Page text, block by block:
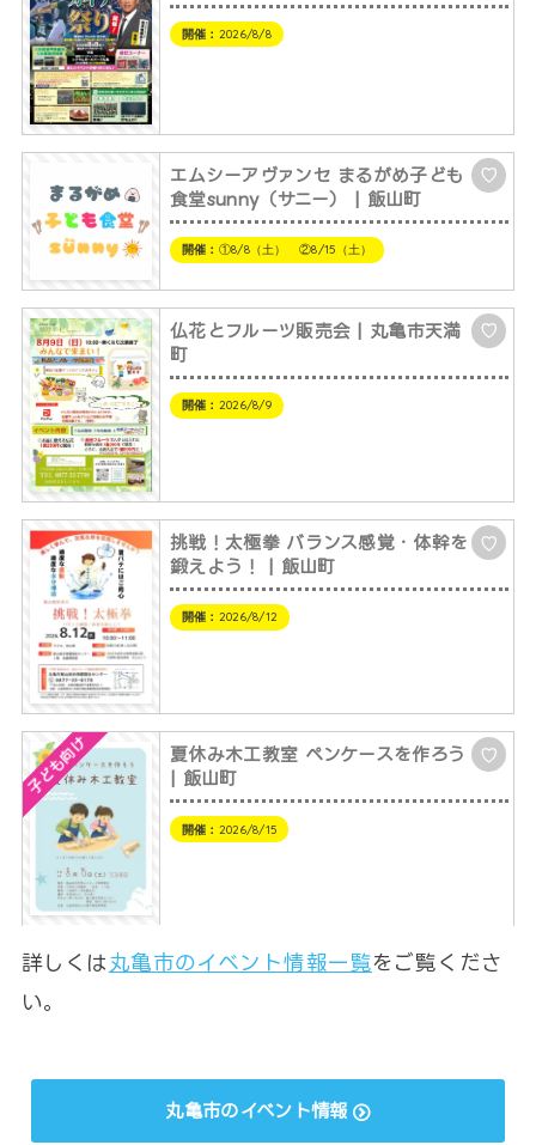
開催： 2026/8/8
エムシーアヴァンセ まるがめ子ども
食堂sunny（サニー） | 飯山町
♡
開催： ①8/8（土） ②8/15（土）
仏花とフルーツ販売会 | 丸亀市天満
町
♡
開催： 2026/8/9
挑戦！太極拳 バランス感覚・体幹を
鍛えよう！ | 飯山町
♡
開催： 2026/8/12
子ども向け
夏休み木工教室 ペンケースを作ろう
| 飯山町
♡
開催： 2026/8/15
詳しくは 丸亀市のイベント情報一覧をご覧くださ
い。
丸亀市のイベント情報